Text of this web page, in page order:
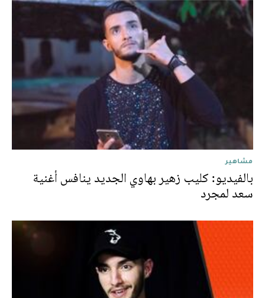
مشاهير
بالفيديو: كليب زهير بهاوي الجديد ينافس أغنية
سعد لمجرد